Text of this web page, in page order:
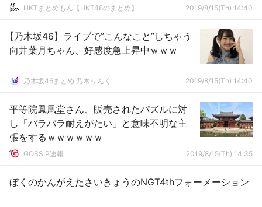
HKTまとめもん【HKT48のまとめ】 2019/8/15(Th) 14:40
【乃木坂46】ライブで”こんなこと”しちゃう
向井葉月ちゃん、好感度急上昇中ｗｗｗ
乃木坂46まとめ 乃木りんく 2019/8/15(Th) 14:40
平等院鳳凰堂さん、販売されたパズルに対
し「バラバラ耐えがたい」と意味不明な主
張をするｗｗｗｗｗｗ
GOSSIP速報 2019/8/15(Th) 14:35
ぼくのかんがえたさいきょうのNGT4thフォーメーション